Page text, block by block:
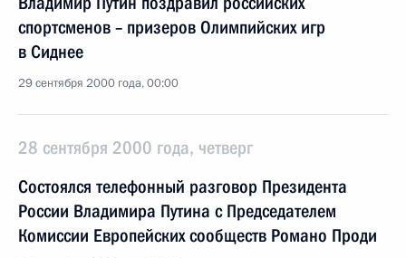
спортсменов – призеров Олимпийских игр
в Сиднее
29 сентября 2000 года, 00:00
28 сентября 2000 года, четверг
Состоялся телефонный разговор Президента
России Владимира Путина с Председателем
Комиссии Европейских сообществ Романо Проди